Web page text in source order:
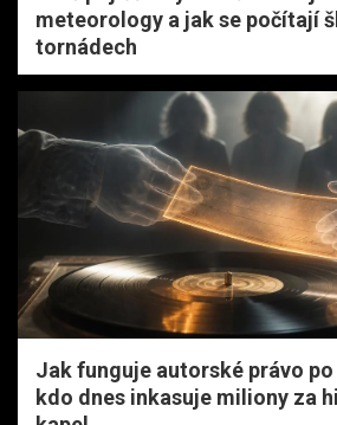
meteorology a jak se počítají
tornádech
Jak funguje autorské právo
kdo dnes inkasuje miliony za